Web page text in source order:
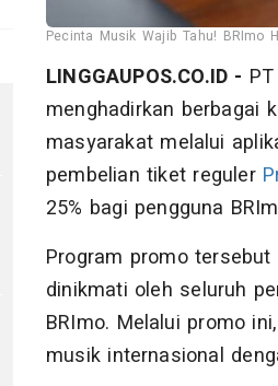
Pecinta Musik Wajib Tahu! BRImo
LINGGAUPOS.CO.ID -
menghadirkan berbagai
masyarakat melalui
pembelian tiket reguler
25% bagi pengguna
Program promo
dinikmati oleh seluruh
BRImo. Melalui promo
musik internasional